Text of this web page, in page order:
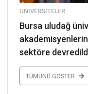
ÜNIVERSITELER
bursa uludağ üniversitesi kimya bölümü
sektöre
TÜMÜNÜ GÖSTER